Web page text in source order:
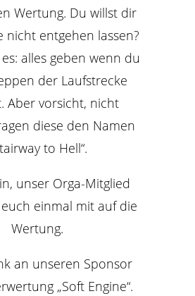
Wertung. Du willst dir
nicht entgehen lassen?
alles geben wenn du
der Laufstrecke
Aber vorsicht, nicht
diese den Namen
to Hell“.
unser Orga-Mitglied
einmal mit auf die
Wertung.
an unseren Sponsor
„Soft Engine“.